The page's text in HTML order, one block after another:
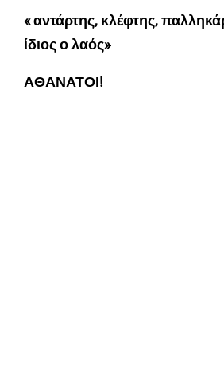
« αντάρτης, κλέφτης,
ίδιος ο λαός»
ΑΘΑΝΑΤΟΙ!